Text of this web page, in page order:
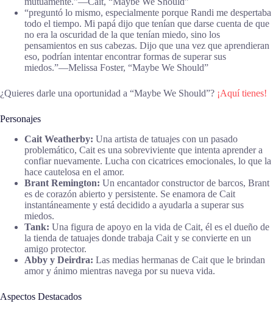
“preguntó lo mismo, especialmente porque Randi me despertaba
todo el tiempo. Mi papá dijo que tenían que darse cuenta de que
no era la oscuridad de la que tenían miedo, sino los
pensamientos en sus cabezas. Dijo que una vez que aprendieran
eso, podrían intentar encontrar formas de superar sus
miedos.”―Melissa Foster, “Maybe We Should”
¿Quieres darle una oportunidad a “Maybe We Should”? ¡Aquí tienes!
Personajes
Cait Weatherby: Una artista de tatuajes con un pasado
problemático, Cait es una sobreviviente que intenta aprender a
confiar nuevamente. Lucha con cicatrices emocionales, lo que la
hace cautelosa en el amor.
Brant Remington: Un encantador constructor de barcos, Brant
es de corazón abierto y persistente. Se enamora de Cait
instantáneamente y está decidido a ayudarla a superar sus
miedos.
Tank: Una figura de apoyo en la vida de Cait, él es el dueño de
la tienda de tatuajes donde trabaja Cait y se convierte en un
amigo protector.
Abby y Deirdra: Las medias hermanas de Cait que le brindan
amor y ánimo mientras navega por su nueva vida.
Aspectos Destacados